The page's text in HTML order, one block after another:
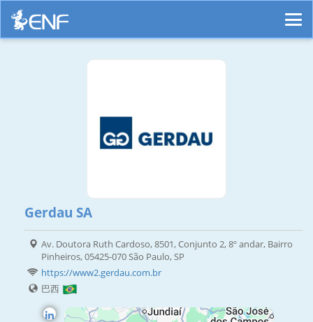
Gerdau SA
Av. Doutora Ruth Cardoso, 8501, Conjunto 2, 8º andar, Bairro
Pinheiros, 05425-070 São Paulo, SP
https://www2.gerdau.com.br
巴西